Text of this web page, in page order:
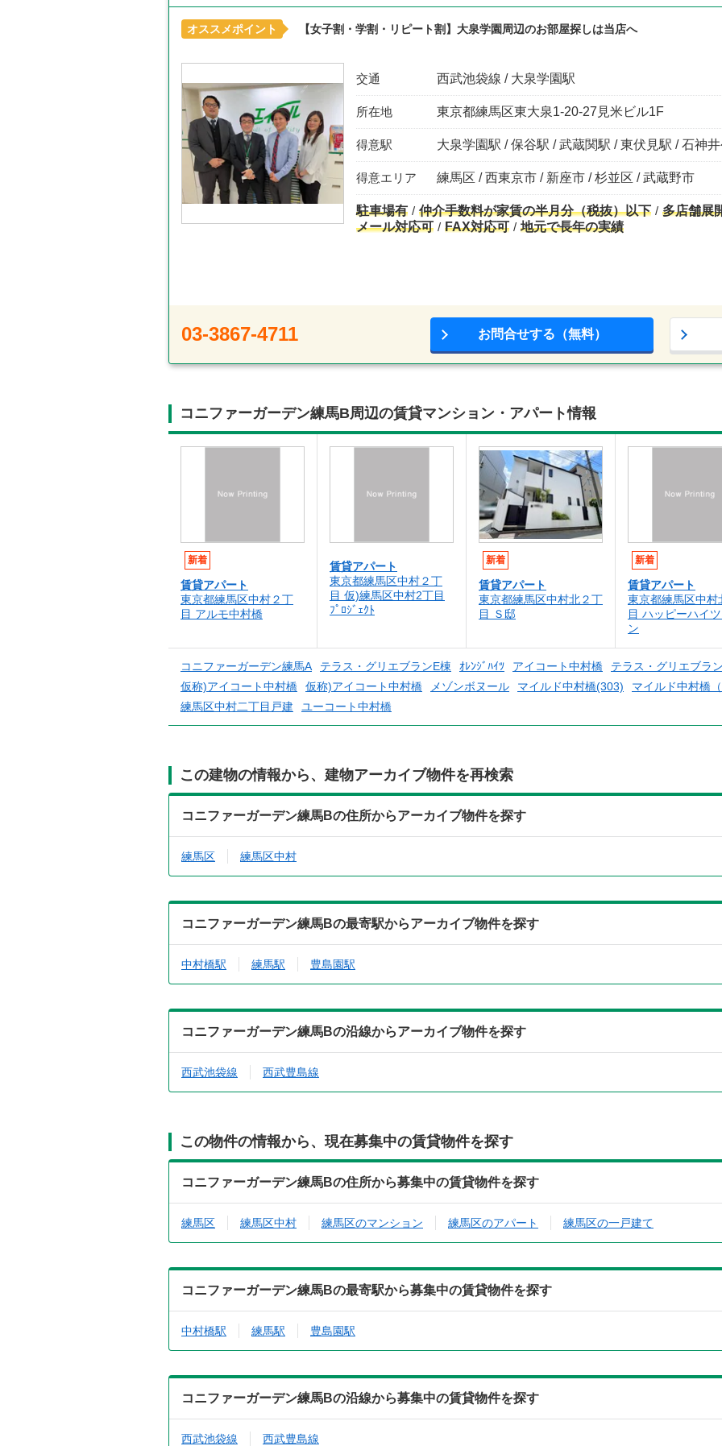
オススメポイント 【女子割・学割・リピート割】大泉学園周辺のお部屋探しは当店へ
交通 西武池袋線 / 大泉学園駅
所在地 東京都練馬区東大泉1-20-27見米ビル1F
得意駅 大泉学園駅 / 保谷駅 / 武蔵関駅 / 東伏見駅 / 石神
得意エリア 練馬区 / 西東京市 / 新座市 / 杉並区 / 武蔵野市
駐車場有 仲介手数料が家賃の半月分（税抜）以下 多店舗展
メール対応可
FAX対応可 地元で長年の実績
03-3867-4711 お問合せする（無料）
コニファーガーデン練馬B周辺の賃貸マンション・アパート情報
新着
賃貸アパート
東京都練馬区中村２丁
目 アルモ中村橋
賃貸アパート
東京都練馬区中村２丁
目 仮)練馬区中村2丁目
ﾌﾟﾛｼﾞｪｸﾄ
新着
賃貸アパート
東京都練馬区中村北２丁
目 Ｓ邸
新着
賃貸アパート
東京都練馬区中村
目 ハッピーハイ
ン
コニファーガーデン練馬A テラス・グリエブランE棟 ｵﾚﾝｼﾞﾊｲﾂ アイコート中村橋 テラス・グリエブラ
仮称)アイコート中村橋
仮称)アイコート中村橋 メゾンボヌール マイルド中村橋(303) マイルド中村橋（
練馬区中村二丁目戸建
ユーコート中村橋
この建物の情報から、建物アーカイブ物件を再検索
コニファーガーデン練馬Bの住所からアーカイブ物件を探す
練馬区 練馬区中村
コニファーガーデン練馬Bの最寄駅からアーカイブ物件を探す
中村橋駅 練馬駅 豊島園駅
コニファーガーデン練馬Bの沿線からアーカイブ物件を探す
西武池袋線 西武豊島線
この物件の情報から、現在募集中の賃貸物件を探す
コニファーガーデン練馬Bの住所から募集中の賃貸物件を探す
練馬区 練馬区中村 練馬区のマンション 練馬区のアパート 練馬区の一戸建て
コニファーガーデン練馬Bの最寄駅から募集中の賃貸物件を探す
中村橋駅 練馬駅 豊島園駅
コニファーガーデン練馬Bの沿線から募集中の賃貸物件を探す
西武池袋線 西武豊島線